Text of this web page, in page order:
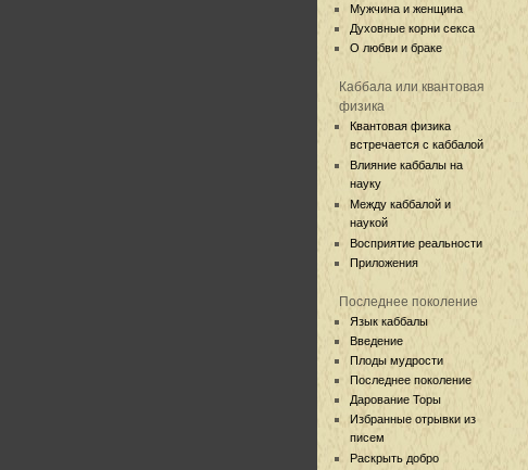
Мужчина и женщина
Духовные корни секса
О любви и браке
Каббала или квантовая
физика
Квантовая физика
встречается с каббалой
Влияние каббалы на
науку
Между каббалой и
наукой
Восприятие реальности
Приложения
Последнее поколение
Язык каббалы
Введение
Плоды мудрости
Последнее поколение
Дарование Торы
Избранные отрывки из
писем
Раскрыть добро